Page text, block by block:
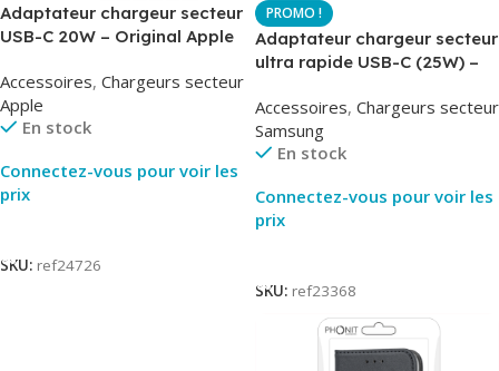
Adaptateur chargeur secteur
USB-C 20W – Original Apple
Original
Accessoires, Chargeurs secteur
Apple
En stock
Connectez-vous pour voir les
prix
SKU: ref24726
Adaptateur chargeur secteur
ultra rapide USB-C (25W) –
EP-TA800
Accessoires, Chargeurs secteur
Samsung
En stock
Connectez-vous pour voir les
prix
SKU: ref23368